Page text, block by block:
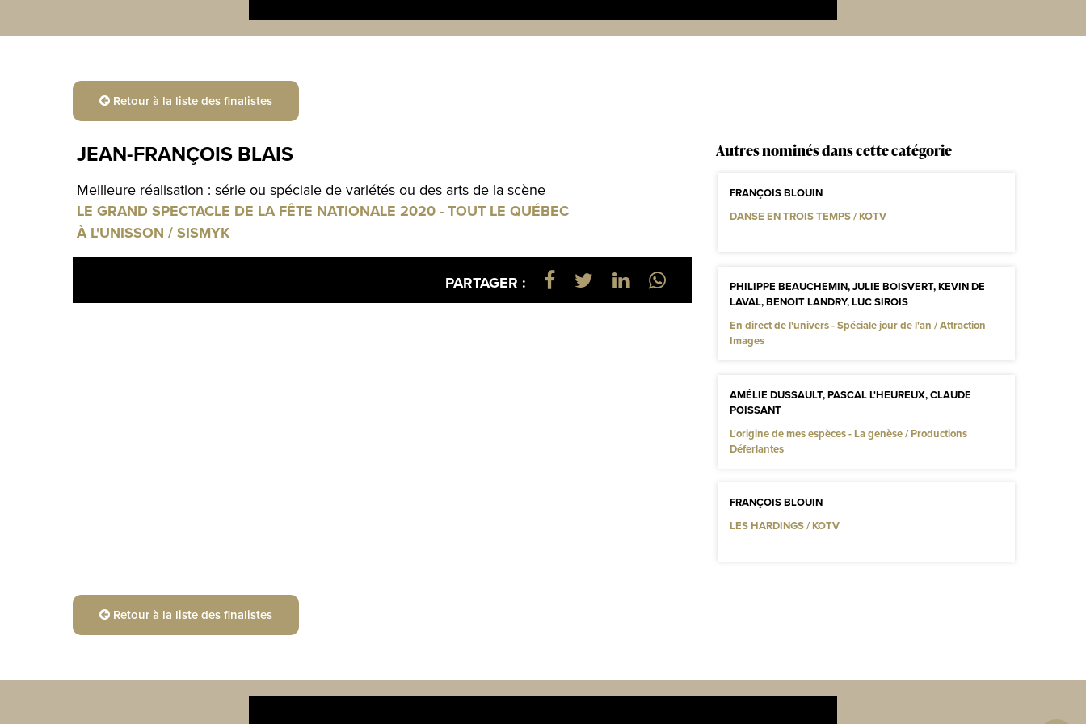
Retour à la liste des finalistes
JEAN-FRANÇOIS BLAIS
Meilleure réalisation : série ou spéciale de variétés ou des arts de la scène
LE GRAND SPECTACLE DE LA FÊTE NATIONALE 2020 - TOUT LE QUÉBEC
À L'UNISSON / SISMYK
PARTAGER :
Autres nominés dans cette catégorie
FRANÇOIS BLOUIN
DANSE EN TROIS TEMPS / KOTV
PHILIPPE BEAUCHEMIN, JULIE BOISVERT, KEVIN DE
LAVAL, BENOIT LANDRY, LUC SIROIS
En direct de l'univers - Spéciale jour de l'an / Attraction
Images
AMÉLIE DUSSAULT, PASCAL L'HEUREUX, CLAUDE
POISSANT
L'origine de mes espèces - La genèse / Productions
Déferlantes
FRANÇOIS BLOUIN
LES HARDINGS / KOTV
Retour à la liste des finalistes